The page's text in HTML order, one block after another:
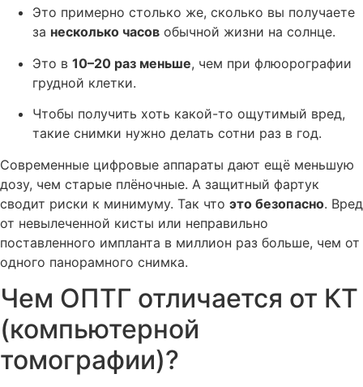
Это примерно столько же, сколько вы получаете
за несколько часов обычной жизни на солнце.
Это в 10–20 раз меньше, чем при флюорографии
грудной клетки.
Чтобы получить хоть какой-то ощутимый вред,
такие снимки нужно делать сотни раз в год.
Современные цифровые аппараты дают ещё меньшую
дозу, чем старые плёночные. А защитный фартук
сводит риски к минимуму. Так что это безопасно. Вред
от невылеченной кисты или неправильно
поставленного импланта в миллион раз больше, чем от
одного панорамного снимка.
Чем ОПТГ отличается от КТ
(компьютерной
томографии)?